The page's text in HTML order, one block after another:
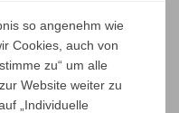
so angenehm wie
Cookies, auch von
zu“ um alle
Website weiter zu
„Individuelle